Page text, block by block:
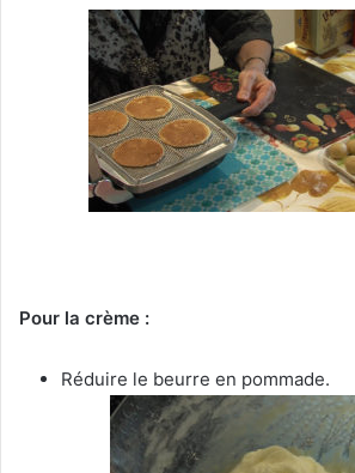
Pour la crème :
Réduire le beurre en pommade.